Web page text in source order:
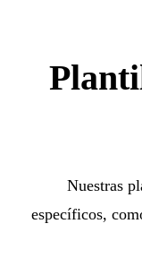
Nuestras
específicos,